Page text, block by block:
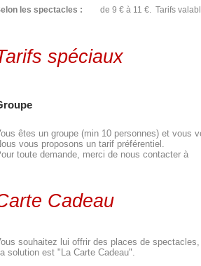
les spectacles : de 9 € à 11 €. Tarifs
spéciaux
êtes un groupe (min 10 personnes) et vous
vous proposons un tarif préférentiel.
toute demande, merci de nous contacter à
souhaitez lui offrir des places de
solution est "La Carte Cadeau".
Cadeau